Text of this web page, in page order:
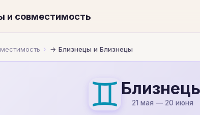
и совместимость
Близнецы и Близнецы
♊ 21 мая — 20 июня